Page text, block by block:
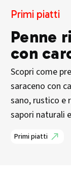
Primi piatti
Penne
con
Scopri come
saraceno con
sano, rustico e
sapori naturali
Primi piatti